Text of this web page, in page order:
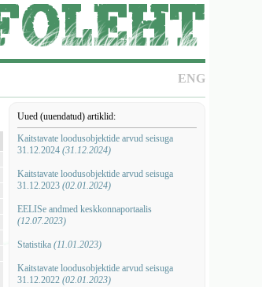
ENG
Uued (uuendatud) artiklid:
Kaitstavate loodusobjektide arvud seisuga
31.12.2024 (31.12.2024)
Kaitstavate loodusobjektide arvud seisuga
31.12.2023 (02.01.2024)
EELISe andmed keskkonnaportaalis
(12.07.2023)
Statistika (11.01.2023)
Kaitstavate loodusobjektide arvud seisuga
31.12.2022 (02.01.2023)